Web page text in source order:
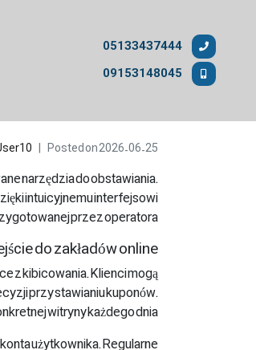
05133437444
09153148045
Posted on2026-06-25
narzędzia do obstawiania.
intuicyjnemu interfejsowi
przez operatora.
do zakładów online
z kibicowania. Klienci mogą
przy stawianiu kuponów.
witryny każdego dnia.
użytkownika. Regularne